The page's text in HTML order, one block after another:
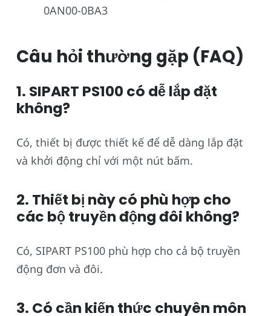
0AN00-0BA3
Câu hỏi thường gặp (FAQ)
1. SIPART PS100 có dễ lắp đặt
không?
Có, thiết bị được thiết kế để dễ dàng lắp đặt
và khởi động chỉ với một nút bấm.
2. Thiết bị này có phù hợp cho
các bộ truyền động đôi không?
Có, SIPART PS100 phù hợp cho cả bộ truyền
động đơn và đôi.
3. Có cần kiến thức chuyên môn